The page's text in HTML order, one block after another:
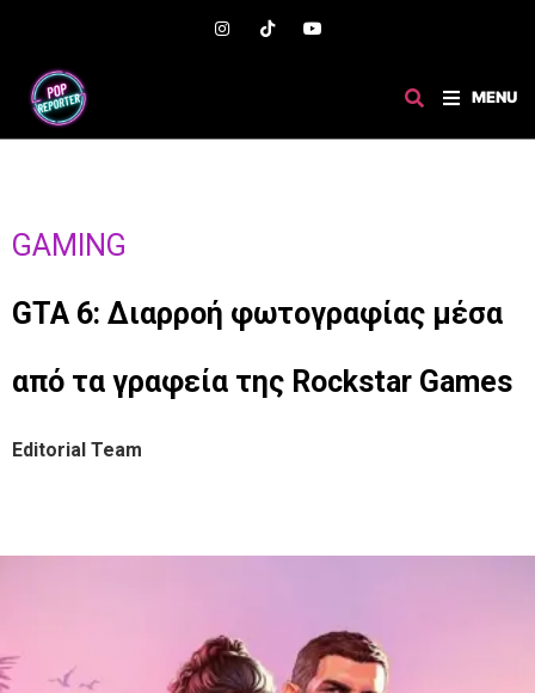
MENU
GAMING
GTA 6: Διαρροή φωτογραφίας μέσα
από τα γραφεία της Rockstar Games
Editorial Team